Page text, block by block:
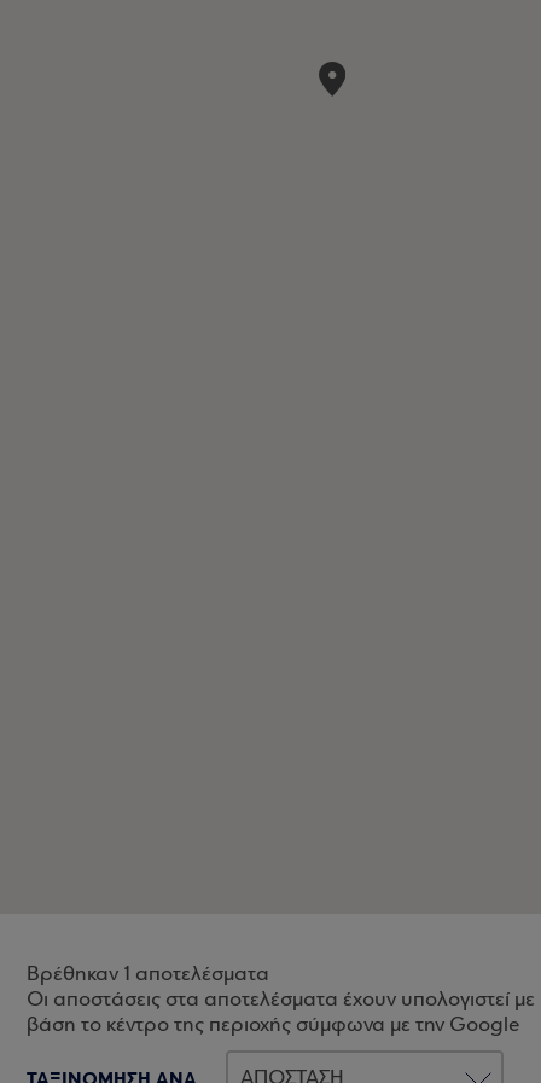
Βρέθηκαν 1 αποτελέσματα
Οι αποστάσεις στα αποτελέσματα έχουν υπολογιστεί με
βάση το κέντρο της περιοχής σύμφωνα με την Google